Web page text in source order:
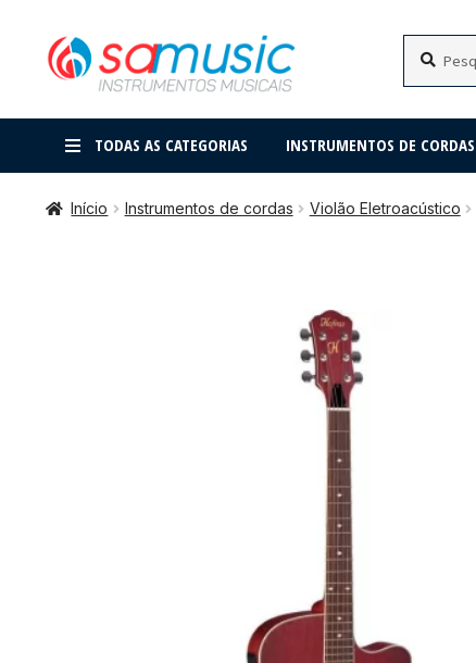
Pular
para
Pular
para
por:
TODAS AS CATEGORIAS INSTRUMENTOS DE CORDAS
Início Instrumentos de cordas Violão Eletroacústico